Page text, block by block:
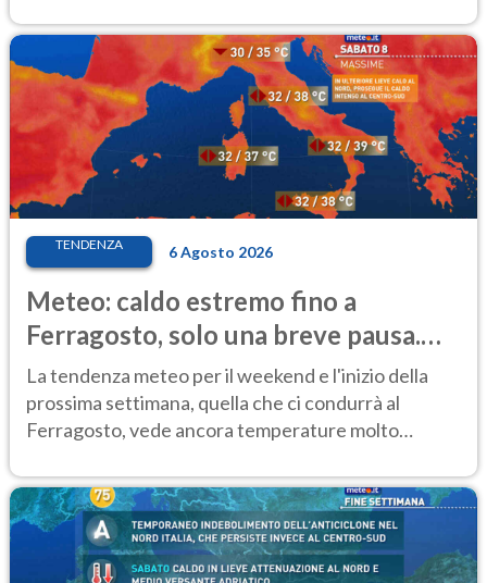
TENDENZA 6 Agosto 2026
Meteo: caldo estremo fino a
Ferragosto, solo una breve pausa.
Ecco dove
La tendenza meteo per il weekend e l'inizio della
prossima settimana, quella che ci condurrà al
Ferragosto, vede ancora temperature molto